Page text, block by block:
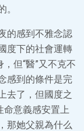
的感到不雅念認
度下的社會運轉
但“醫”又不克不
感到的條件是完
去了，但國度之
命意義感安置上
那她父親為什么